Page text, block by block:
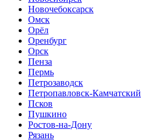
Новочебоксарск
Омск
Орёл
Оренбург
Орск
Пенза
Пермь
Петрозаводск
Петропавловск-Камчатский
Псков
Пушкино
Ростов-на-Дону
Рязань